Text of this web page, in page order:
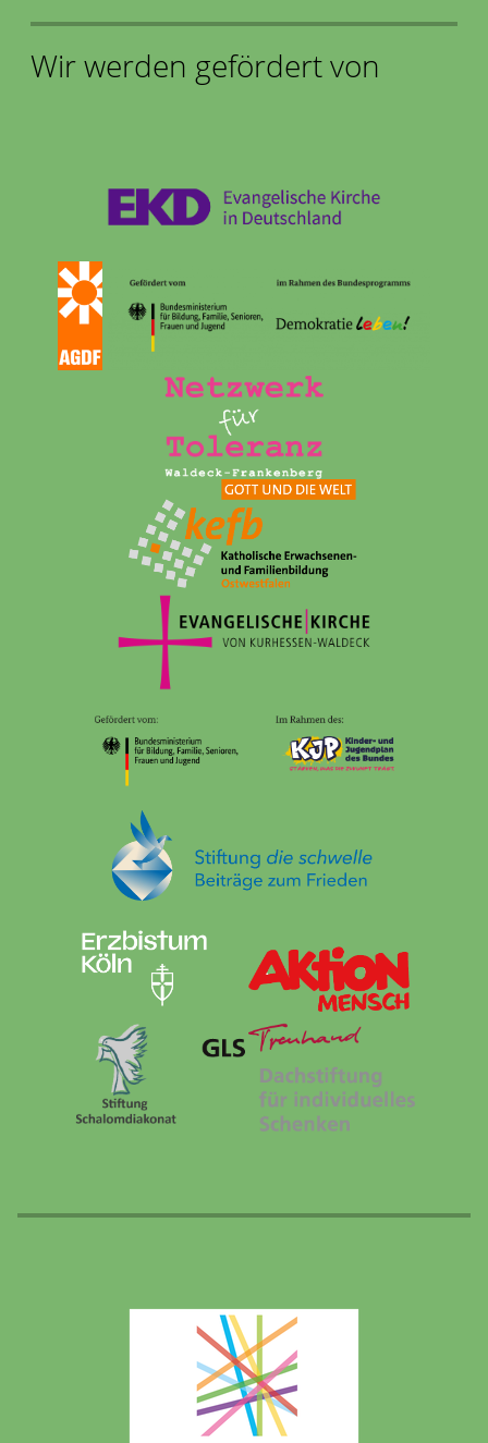
Wir werden gefördert von